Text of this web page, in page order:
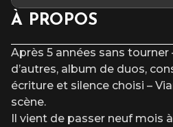
Placement assis numéroté / Debout
après l’heure du début du
À PROPOS
Après 5 années sans
d’autres, album de duos,
écriture et silence choisi –
scène.
Il vient de passer neuf mois